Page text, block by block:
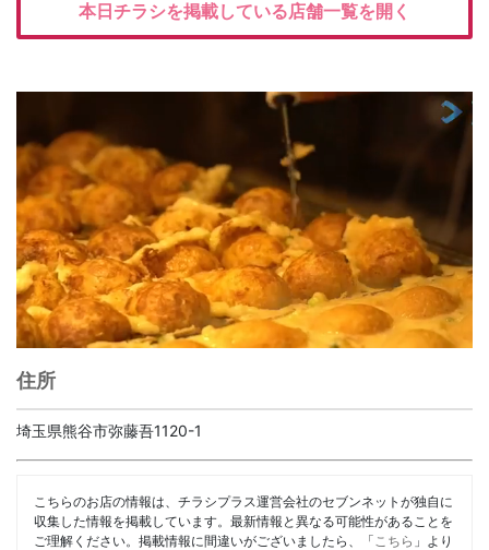
本日チラシを掲載している店舗一覧を開く
住所
埼玉県熊谷市弥藤吾1120-1
こちらのお店の情報は、チラシプラス運営会社のセブンネットが独自に
収集した情報を掲載しています。最新情報と異なる可能性があることを
ご理解ください。掲載情報に間違いがございましたら、「 こちら 」より